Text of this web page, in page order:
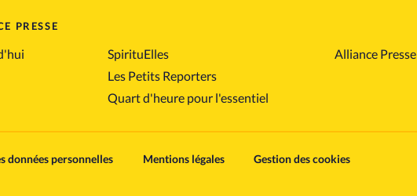
PRESSE
SpirituElles
Les Petits Reporters
Quart d'heure pour l'essentiel
Alliance Presse
données personnelles Mentions légales
Gestion des cookies